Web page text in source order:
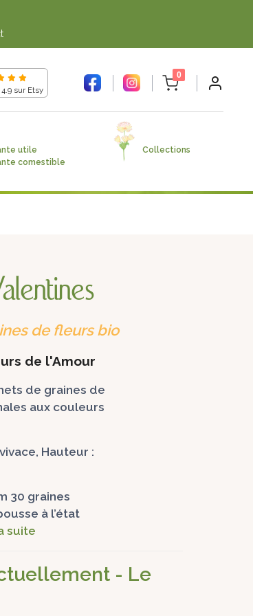
sur Etsy
0
unread messages
utile
comestible
Collections
de fleurs bio
de l'Amour
de graines de
aux couleurs
Hauteur :
30 graines
à l’état
suite
- Le